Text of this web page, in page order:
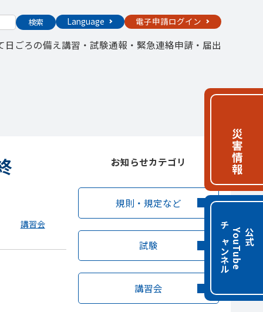
検索 Language 電子申請ログイン
日ごろの備え講習・試験通報・緊急連絡申請・届出
災害情報
公
式
Y
o
u
T
u
b
e
チャンネル
講習会
お知らせカテゴリ
規則・規定など
試験
講習会